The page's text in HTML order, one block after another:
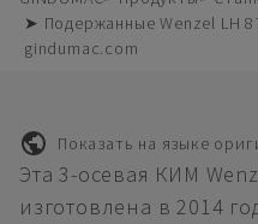
➤ Подержанные Wenzel LH
gindumac.com
Показать на языке
Эта 3-осевая КИМ
изготовлена в 2014